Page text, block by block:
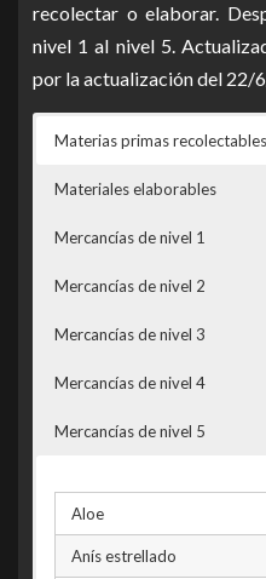
Pulsa en la imagen
Isla
Tashu
Invernen
Angie
Lema
Duch
Racid
Pulsa en la imagen
Orisha Tesivin
Tigris Perugia
Esfah
Pulsa en la imagen
Barco sin terminar
Balsa de combate
de Langtia
Carraca de la luna
hundido
Barco mercante
recolectar o elaborar.
nivel 1 al nivel 5.
por la actualización del 22/
Materias primas recolectables
Materiales elaborables
Mercancías de nivel 1
Mercancías de nivel 2
Mercancías de nivel 3
Mercancías de nivel 4
Mercancías de nivel 5
Aloe
Anís estrellado